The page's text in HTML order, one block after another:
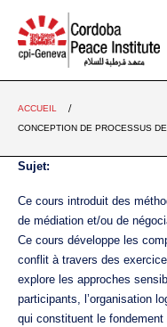
ACCUEIL
CONCEPTION DE PROCESSUS
Sujet:
Ce cours introduit des
de médiation et/ou de
Ce cours développe les
conflit à travers des
explore les approches
participants, l’organisation
qui constituent le